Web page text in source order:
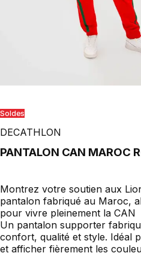
Soldes
DECATHLON
PANTALON CAN MAROC
Montrez votre soutien aux
pantalon fabriqué au Maroc,
pour vivre pleinement la CAN
Un pantalon supporter
confort, qualité et style. Idéal
et afficher fièrement les